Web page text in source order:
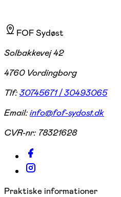
FOF Sydøst
Solbakkevej 42
4760 Vordingborg
Tlf:30745671 / 30493065
Email:info@fof-sydost.dk
CVR-nr: 78321628
Praktiske informationer